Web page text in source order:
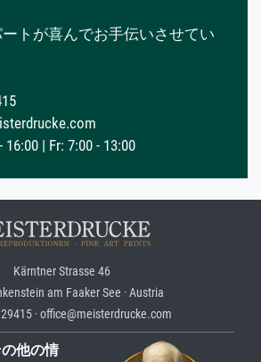
トが喜んでお手伝いさせてい
16:00 | Fr: 7:00 - 13:00
Kärntner Strasse 46
am Faaker See · Austria
· office@meisterdrucke.com
他の情